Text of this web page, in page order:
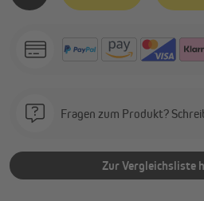
Fragen zum Produkt?
Zur Vergleichsliste